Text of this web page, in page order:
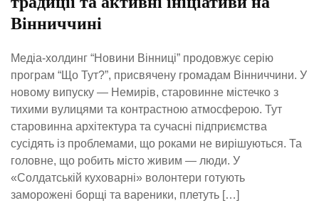
Вінниччині
Медіа-холдинг “Новини Вінниці” продовжує серію
програм “Що Тут?”, присвячену громадам Вінниччини. У
новому випуску — Немирів, старовинне містечко з
тихими вулицями та контрастною атмосферою. Тут
старовинна архітектура та сучасні підприємства
сусідять із проблемами, що роками не вирішуються. Та
головне, що робить місто живим — люди. У
«Солдатській куховарні» волонтери готують
заморожені борщі та вареники, плетуть […]